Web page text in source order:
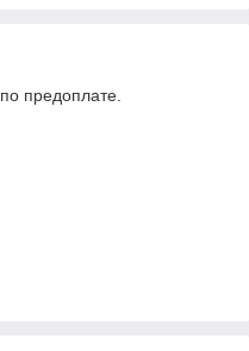
предоплате.